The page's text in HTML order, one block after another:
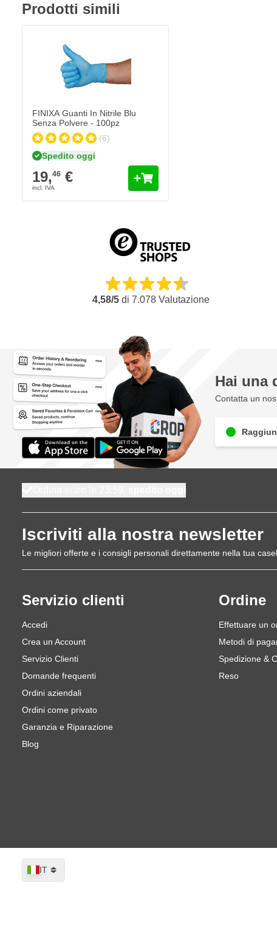
Prodotti simili
Spedito oggi
Aggiungi al Carrello
FINIXA Guanti In Nitrile Blu
Senza Polvere - 100pz
(6)
Spedito oggi
19,46 €
4,58/5di 7.078Valutazione
Hai una
Contatta un
Iscriviti alla nostra newsletter
Le migliori offerte e i consigli personali direttamente nella tua
Servizio clienti
Accedi
Crea un Account
Servizio Clienti
Domande frequenti
Ordini aziendali
Ordini come privato
Garanzia e Riparazione
Blog
Ordine
Effettuare un
Metodi di
Spedizione &
Reso
Lingua
IT